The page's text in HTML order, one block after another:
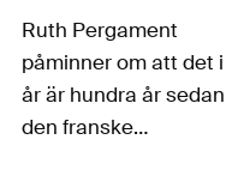
Ruth Pergament
påminner om att det i
år är hundra år sedan
den franske